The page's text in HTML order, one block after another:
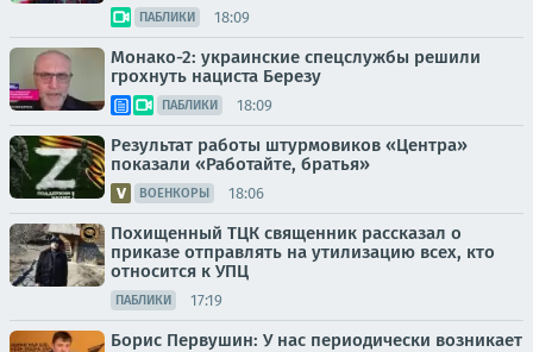
ПАБЛИКИ 18:09
Монако-2: украинские спецслужбы решили
грохнуть нациста Березу
ПАБЛИКИ 18:09
Результат работы штурмовиков «Центра»
показали «Работайте, братья»
ВОЕНКОРЫ 18:06
Похищенный ТЦК священник рассказал о
приказе отправлять на утилизацию всех, кто
относится к УПЦ
ПАБЛИКИ 17:19
Борис Первушин: У нас периодически возникает